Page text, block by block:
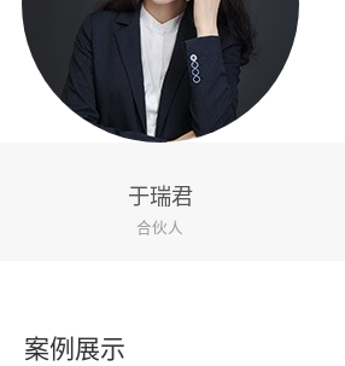
案例展示